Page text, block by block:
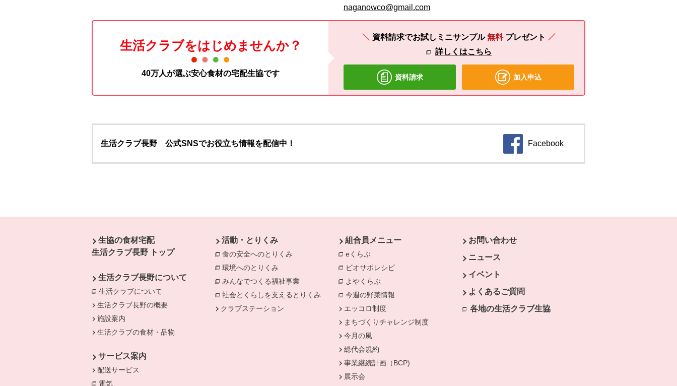
naganowco@gmail.com
生活クラブをはじめませんか？
40万人が選ぶ安心食材の宅配生協です
資料請求でお試しミニサンプル 無料 プレゼント
詳しくはこちら
資料請求 加入申込
生活クラブ長野 公式SNSでお役立ち情報を配信中！ Facebook
生協の食材宅配
生活クラブ長野 トップ
生活クラブ長野について
生活クラブについて
別のウィンドウで開きます。
生活クラブ長野の概要
施設案内
生活クラブの食材・品物
サービス案内
配送サービス
電気
活動・とりくみ
食の安全へのとりくみ 別のウィンドウで開きます。
環境へのとりくみ 別のウィンドウで開きます。
みんなでつくる福祉事業 別のウィンドウで開きます。
社会とくらしを支えるとりくみ 別のウィンドウで開きます。
クラブステーション
組合員メニュー
eくらぶ
ビオサポレシピ
よやくらぶ 別のウィンドウで開きます。
今週の野菜情報 別のウィンドウで開きます。
エッコロ制度
まちづくりチャレンジ制度
今月の風
総代会規約
事業継続計画（BCP)
展示会
お問い合わせ
ニュース
イベント
よくあるご質問
各地の生活クラブ生協